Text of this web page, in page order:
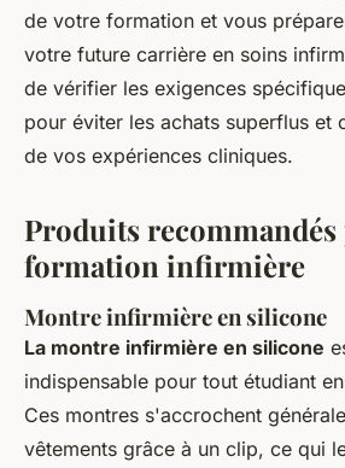
de votre formation et vous
votre future carrière en soins
de vérifier les exigences
pour éviter les achats superflus et
de vos expériences cliniques.
Produits recommandés
formation infirmière
Montre infirmière en silicone
La montre infirmière en silicone
indispensable pour tout étudiant
Ces montres s'accrochent
vêtements grâce à un clip, ce qui